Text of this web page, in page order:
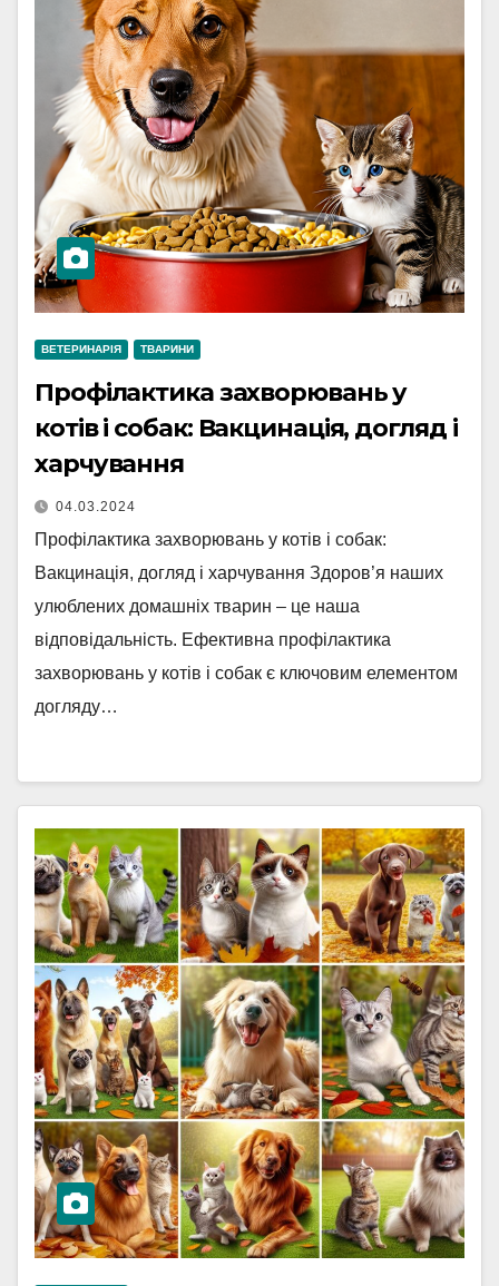
ВЕТЕРИНАРІЯ ТВАРИНИ
Профілактика захворювань у
котів і собак: Вакцинація, догляд і
харчування
04.03.2024
Профілактика захворювань у котів і собак:
Вакцинація, догляд і харчування Здоров’я наших
улюблених домашніх тварин – це наша
відповідальність. Ефективна профілактика
захворювань у котів і собак є ключовим елементом
догляду…